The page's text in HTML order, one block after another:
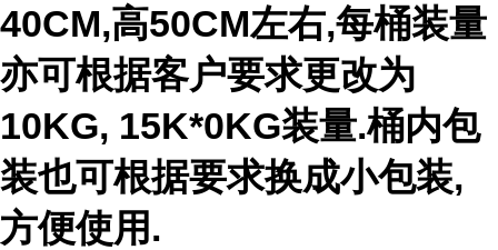
40CM,高50CM左右,每桶装量
亦可根据客户要求更改为
10KG, 15K*0KG装量.桶内包
装也可根据要求换成小包装,
方便使用.